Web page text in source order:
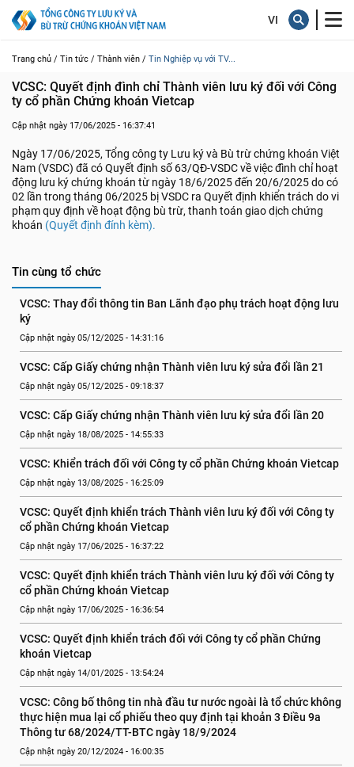
Trang chủ / Tin tức / Thành viên / Tin Nghiệp vụ với TV...
VCSC: Quyết định đình chỉ Thành viên lưu ký đối với Công
ty cổ phần Chứng khoán Vietcap
Cập nhật ngày 17/06/2025 - 16:37:41
Ngày 17/06/2025, Tổng công ty Lưu ký và Bù trừ chứng khoán Việt
Nam (VSDC) đã có Quyết định số 63/QĐ-VSDC về việc đình chỉ hoạt
động lưu ký chứng khoán từ ngày 18/6/2025 đến 20/6/2025 do có
02 lần trong tháng 06/2025 bị VSDC ra Quyết định khiển trách do vi
phạm quy định về hoạt động bù trừ, thanh toán giao dịch chứng
khoán (Quyết định đính kèm).
Tin cùng tổ chức
VCSC: Thay đổi thông tin Ban Lãnh đạo phụ trách hoạt động lưu
ký
Cập nhật ngày 05/12/2025 - 14:31:16
VCSC: Cấp Giấy chứng nhận Thành viên lưu ký sửa đổi lần 21
Cập nhật ngày 05/12/2025 - 09:18:37
VCSC: Cấp Giấy chứng nhận Thành viên lưu ký sửa đổi lần 20
Cập nhật ngày 18/08/2025 - 14:55:33
VCSC: Khiển trách đối với Công ty cổ phần Chứng khoán Vietcap
Cập nhật ngày 13/08/2025 - 16:25:09
VCSC: Quyết định khiển trách Thành viên lưu ký đối với Công ty
cổ phần Chứng khoán Vietcap
Cập nhật ngày 17/06/2025 - 16:37:22
VCSC: Quyết định khiển trách Thành viên lưu ký đối với Công ty
cổ phần Chứng khoán Vietcap
Cập nhật ngày 17/06/2025 - 16:36:54
VCSC: Quyết định khiển trách đối với Công ty cổ phần Chứng
khoán Vietcap
Cập nhật ngày 14/01/2025 - 13:54:24
VCSC: Công bố thông tin nhà đầu tư nước ngoài là tổ chức không
thực hiện mua lại cổ phiếu theo quy định tại khoản 3 Điều 9a
Thông tư 68/2024/TT-BTC ngày 18/9/2024
Cập nhật ngày 20/12/2024 - 16:00:35